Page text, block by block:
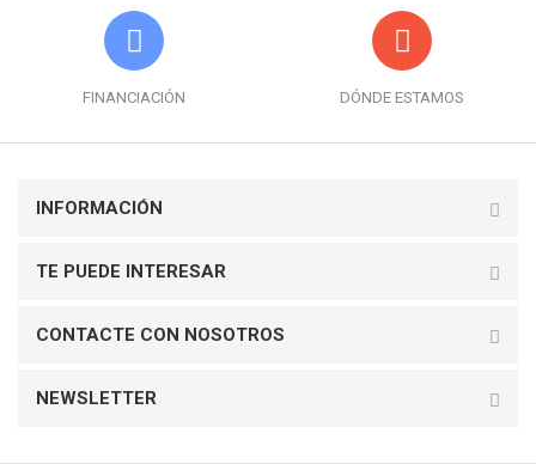
FINANCIACIÓN DÓNDE ESTAMOS
INFORMACIÓN
TE PUEDE INTERESAR
CONTACTE CON NOSOTROS
NEWSLETTER